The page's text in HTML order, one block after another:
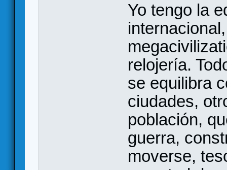
Yo tengo la
relojería.
se equilibra
ciudades,
población,
guerra,
moverse,